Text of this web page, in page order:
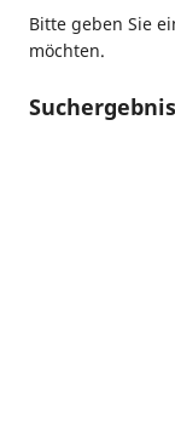
Bitte geben Sie
möchten.